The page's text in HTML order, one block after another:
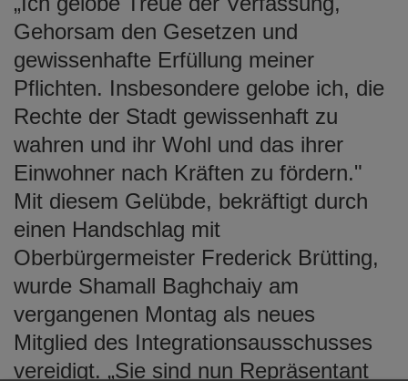
Gehorsam den Gesetzen und
gewissenhafte Erfüllung meiner
Pflichten. Insbesondere gelobe ich, die
Rechte der Stadt gewissenhaft zu
wahren und ihr Wohl und das ihrer
Einwohner nach Kräften zu fördern."
Mit diesem Gelübde, bekräftigt durch
einen Handschlag mit
Oberbürgermeister Frederick Brütting,
wurde Shamall Baghchaiy am
vergangenen Montag als neues
Mitglied des Integrationsausschusses
vereidigt. „Sie sind nun Repräsentant